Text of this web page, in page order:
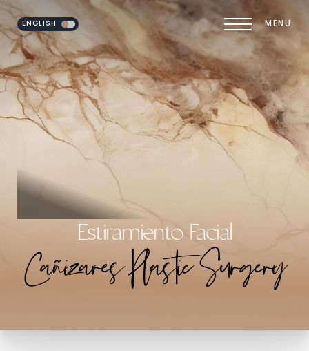
ENGLISH MENU
Estiramiento Facial
Cañizares Plastic Surgery
Accessibility Menu(CTRL + U)